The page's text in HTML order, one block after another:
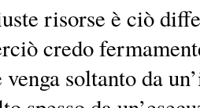
risorse è ciò
credo
venga soltanto da